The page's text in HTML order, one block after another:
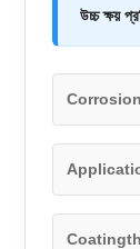
উচ্চ ক্ষয়